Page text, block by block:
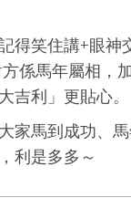
得笑住講+眼神
係馬年屬相，
吉利」更貼心。
家馬到成功、
利是多多～